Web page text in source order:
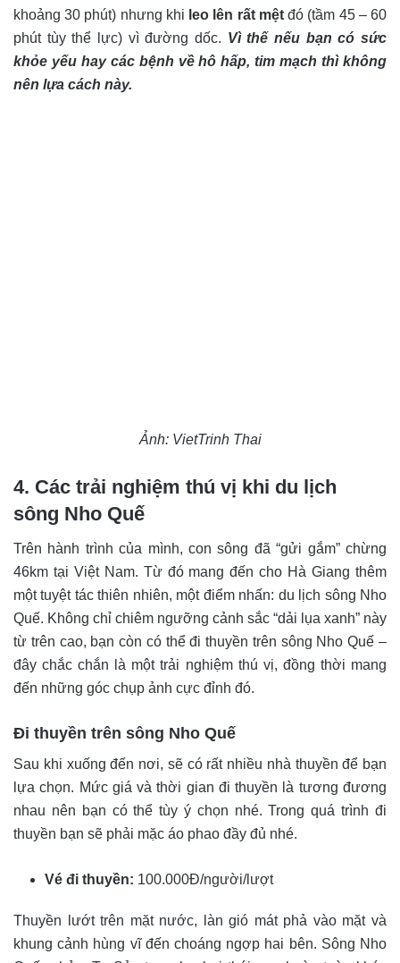
khoảng 30 phút) nhưng khi leo lên rất mệtđó (tầm 45 – 60
phút tùy thể lực) vì đường dốc. Vì thế nếu bạn có sức
khỏe yếu hay các bệnh về hô hấp, tim mạch thì không
nên lựa cách này.
Ảnh: VietTrinh Thai
4. Các trải nghiệm thú vị khi du lịch
sông Nho Quế
Trên hành trình của mình, con sông đã “gửi gắm” chừng
46km tại Việt Nam. Từ đó mang đến cho Hà Giang thêm
một tuyệt tác thiên nhiên, một điểm nhấn: du lịch sông Nho
Quế. Không chỉ chiêm ngưỡng cảnh sắc “dải lụa xanh” này
từ trên cao, bạn còn có thể đi thuyền trên sông Nho Quế –
đây chắc chắn là một trải nghiệm thú vị, đồng thời mang
đến những góc chụp ảnh cực đỉnh đó.
Đi thuyền trên sông Nho Quế
Sau khi xuống đến nơi, sẽ có rất nhiều nhà thuyền để bạn
lựa chọn. Mức giá và thời gian đi thuyền là tương đương
nhau nên bạn có thể tùy ý chọn nhé. Trong quá trình đi
thuyền bạn sẽ phải mặc áo phao đầy đủ nhé.
Vé đi thuyền: 100.000Đ/người/lượt
Thuyền lướt trên mặt nước, làn gió mát phả vào mặt và
khung cảnh hùng vĩ đến choáng ngợp hai bên. Sông Nho